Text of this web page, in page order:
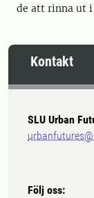
de att rinna ut i
Kontakt
SLU Urban
Följ oss: